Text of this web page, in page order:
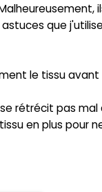
que
le tissu
rétrécit pas
en plus pour